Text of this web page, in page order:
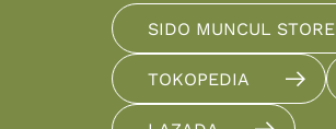
SIDO MUNCUL STORE
TOKOPEDIA